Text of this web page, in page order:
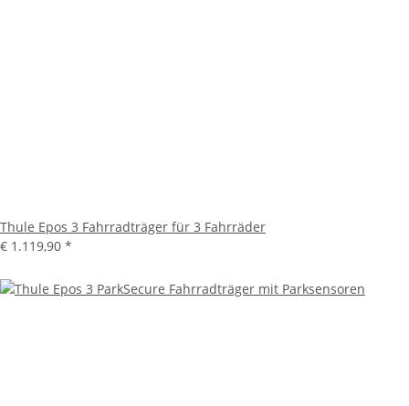
Thule Epos 3 Fahrradträger für 3 Fahrräder
€ 1.119,90 *